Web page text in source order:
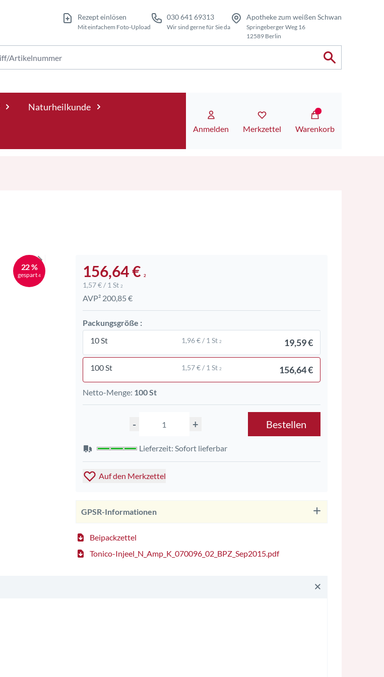
Rezept einlösen
Mit einfachem Foto-Upload
030 641 69313
Wir sind gerne für Sie da
Apotheke zum weißen Schwan
Springeberger Weg 16
12589 Berlin
Naturheilkunde
Anmelden Merkzettel Warenkorb
22 %
gespart 4 156,64 € 2
1,57 € / 1 St 2
AVP² 200,85 €
Packungsgröße :
10 St
1,96 € / 1 St 2 19,59 €
100 St 1,57 € / 1 St 2 156,64 €
Netto-Menge: 100 St
- + Bestellen
Lieferzeit: Sofort lieferbar
Auf den Merkzettel
GPSR-Informationen
Beipackzettel
Tonico-Injeel_N_Amp_K_070096_02_BPZ_Sep2015.pdf